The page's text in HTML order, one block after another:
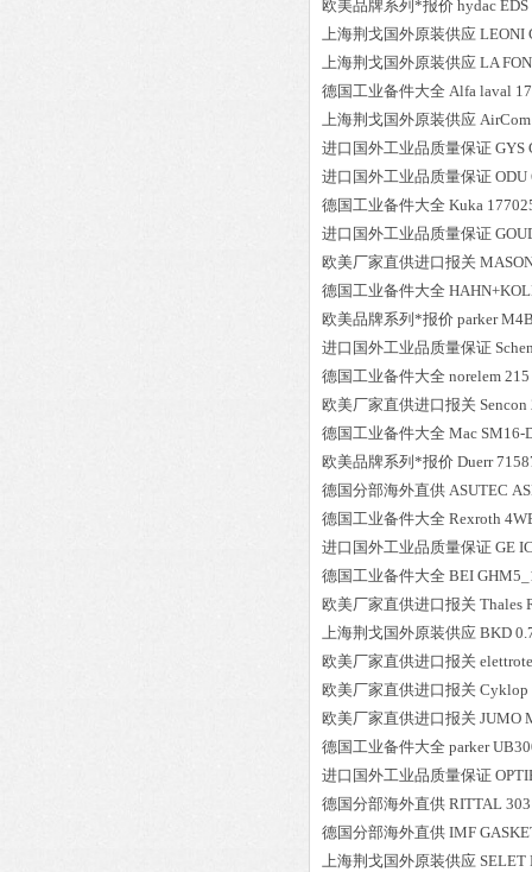
欧美品牌系列*报价 hydac
上海荆戈国外原装供应 LEONI
上海荆戈国外原装供应 LA
德国工业备件大全 Alfa laval
上海荆戈国外原装供应 AirCom
进口国外工业品质量保证 GYS
进口国外工业品质量保证 ODU
德国工业备件大全 Kuka
进口国外工业品质量保证
欧美厂家直供进口报关
德国工业备件大全
欧美品牌系列*报价 parker
进口国外工业品质量保证
德国工业备件大全 norelem
欧美厂家直供进口报关 Sencon
德国工业备件大全 Mac SM16-
欧美品牌系列*报价 Duerr
德国分部海外直供 ASUTEC
德国工业备件大全 Rexroth
进口国外工业品质量保证 GE
德国工业备件大全 BEI
欧美厂家直供进口报关 Thales
上海荆戈国外原装供应 BKD
欧美厂家直供进口报关
欧美厂家直供进口报关 Cyklop
欧美厂家直供进口报关 JUMO
德国工业备件大全 parker
进口国外工业品质量保证
德国分部海外直供 RITTAL
德国分部海外直供 IMF
上海荆戈国外原装供应 SELET